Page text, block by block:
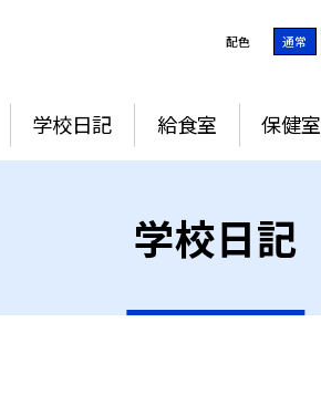
配色 通常
学校日記 給食室 保健室
学校日記